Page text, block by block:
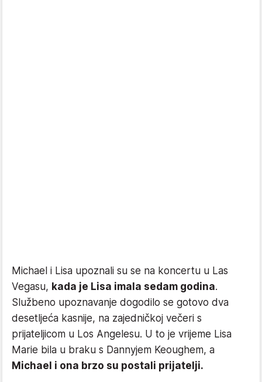
Michael i Lisa upoznali su se na koncertu u Las
Vegasu, kada je Lisa imala sedam godina.
Službeno upoznavanje dogodilo se gotovo dva
desetljeća kasnije, na zajedničkoj večeri s
prijateljicom u Los Angelesu. U to je vrijeme Lisa
Marie bila u braku s Dannyjem Keoughem, a
Michael i ona brzo su postali prijatelji.